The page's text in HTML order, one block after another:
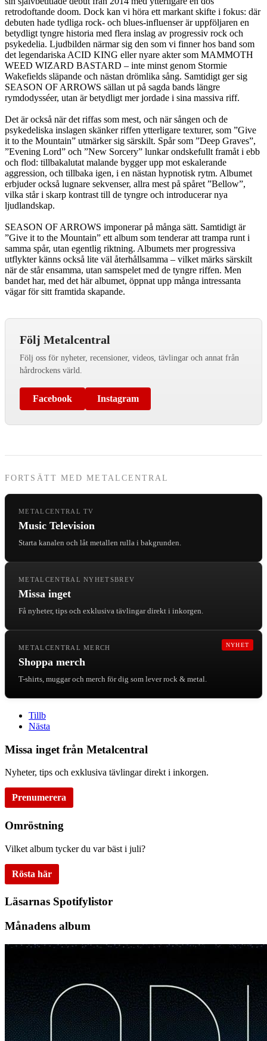
retrodoftande doom. Dock kan vi höra ett markant skifte i fokus: där
debuten hade tydliga rock- och blues-influenser är uppföljaren en
betydligt tyngre historia med flera inslag av progressiv rock och
psykedelia. Ljudbilden närmar sig den som vi finner hos band som
det legendariska ACID KING eller nyare akter som MAMMOTH
WEED WIZARD BASTARD – inte minst genom Stormie
Wakefields släpande och nästan drömlika sång. Samtidigt ger sig
SEASON OF ARROWS sällan ut på sagda bands längre
rymdodysséer, utan är betydligt mer jordade i sina massiva riff.
Det är också när det riffas som mest, och när sången och de
psykedeliska inslagen skänker riffen ytterligare texturer, som ”Give
it to the Mountain” utmärker sig särskilt. Spår som ”Deep Graves”,
”Evening Lord” och ”New Sorcery” lunkar ondskefullt framåt i ebb
och flod: tillbakalutat malande bygger upp mot eskalerande
aggression, och tillbaka igen, i en nästan hypnotisk rytm. Albumet
erbjuder också lugnare sekvenser, allra mest på spåret ”Bellow”,
vilka står i skarp kontrast till de tyngre och introducerar nya
ljudlandskap.
SEASON OF ARROWS imponerar på många sätt. Samtidigt är
”Give it to the Mountain” ett album som tenderar att trampa runt i
samma spår, utan egentlig riktning. Albumets mer progressiva
utflykter känns också lite väl återhållsamma – vilket märks särskilt
när de står ensamma, utan samspelet med de tyngre riffen. Men
bandet har, med det här albumet, öppnat upp många intressanta
vägar för sitt framtida skapande.
Följ Metalcentral
Följ oss för nyheter, recensioner, videos, tävlingar och annat från
hårdrockens värld.
Facebook Instagram
FORTSÄTT MED METALCENTRAL
METALCENTRAL TV
Music Television
Starta kanalen och låt metallen rulla i bakgrunden.
METALCENTRAL NYHETSBREV
Missa inget
Få nyheter, tips och exklusiva tävlingar direkt i inkorgen.
NYHET
METALCENTRAL MERCH
Shoppa merch
T-shirts, muggar och merch för dig som lever rock & metal.
Tillb
Nästa
Missa inget från Metalcentral
Nyheter, tips och exklusiva tävlingar direkt i inkorgen.
Prenumerera
Omröstning
Vilket album tycker du var bäst i juli?
Rösta här
Läsarnas Spotifylistor
Månadens album